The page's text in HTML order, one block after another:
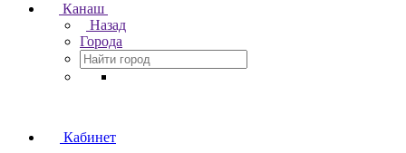
Канаш
Назад
Города
Кабинет